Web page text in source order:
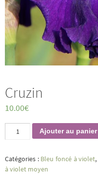
Cruzin
10.00€
quantité
de
Ajouter au panier
Catégories : Bleu foncé à violet,
à violet moyen